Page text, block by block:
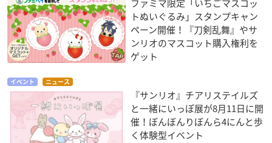
ファミマ限定「いちごマスコッ
トぬいぐるみ」スタンプキャン
ペーン開催！『刀剣乱舞』やサ
ンリオのマスコット購入権利を
ゲット
イベント ニュース
『サンリオ』チアリステイルズ
と一緒にいっぽ展が8月11日に開
催！ぼんぼんりぼんら4にんと歩
く体験型イベント